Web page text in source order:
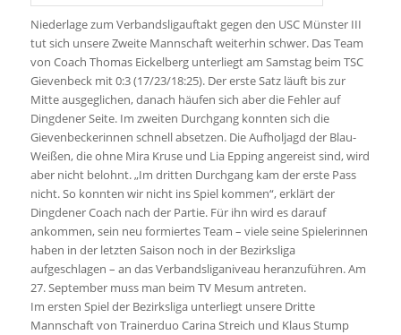
Niederlage zum Verbandsligauftakt gegen den USC Münster III
tut sich unsere Zweite Mannschaft weiterhin schwer. Das Team
von Coach Thomas Eickelberg unterliegt am Samstag beim TSC
Gievenbeck mit 0:3 (17/23/18:25). Der erste Satz läuft bis zur
Mitte ausgeglichen, danach häufen sich aber die Fehler auf
Dingdener Seite. Im zweiten Durchgang konnten sich die
Gievenbeckerinnen schnell absetzen. Die Aufholjagd der Blau-
Weißen, die ohne Mira Kruse und Lia Epping angereist sind, wird
aber nicht belohnt. „Im dritten Durchgang kam der erste Pass
nicht. So konnten wir nicht ins Spiel kommen“, erklärt der
Dingdener Coach nach der Partie. Für ihn wird es darauf
ankommen, sein neu formiertes Team – viele seine Spielerinnen
haben in der letzten Saison noch in der Bezirksliga
aufgeschlagen – an das Verbandsliganiveau heranzuführen. Am
27. September muss man beim TV Mesum antreten.
Im ersten Spiel der Bezirksliga unterliegt unsere Dritte
Mannschaft von Trainerduo Carina Streich und Klaus Stump